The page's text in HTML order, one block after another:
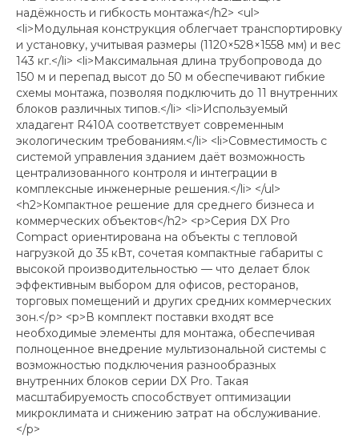
надёжность и гибкость монтажа</h2> <ul>
<li>Модульная конструкция облегчает транспортировку
и установку, учитывая размеры (1120×528×1558 мм) и вес
143 кг.</li> <li>Максимальная длина трубопровода до
150 м и перепад высот до 50 м обеспечивают гибкие
схемы монтажа, позволяя подключить до 11 внутренних
блоков различных типов.</li> <li>Используемый
хладагент R410A соответствует современным
экологическим требованиям.</li> <li>Совместимость с
системой управления зданием даёт возможность
централизованного контроля и интеграции в
комплексные инженерные решения.</li> </ul>
<h2>Компактное решение для среднего бизнеса и
коммерческих объектов</h2> <p>Серия DX Pro
Compact ориентирована на объекты с тепловой
нагрузкой до 35 кВт, сочетая компактные габариты с
высокой производительностью — что делает блок
эффективным выбором для офисов, ресторанов,
торговых помещений и других средних коммерческих
зон.</p> <p>В комплект поставки входят все
необходимые элементы для монтажа, обеспечивая
полноценное внедрение мультизональной системы с
возможностью подключения разнообразных
внутренних блоков серии DX Pro. Такая
масштабируемость способствует оптимизации
микроклимата и снижению затрат на обслуживание.
</p>